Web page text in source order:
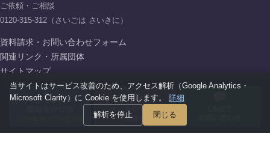
ご依頼・ご相談
0120-315-312（さいごは さいきに）
資料請求・お問い合わせフォーム
関連リンク・所属団体
サイトマップ
プライバシーポリシー
当サイトはサービス改善のため、アクセス解析（Google Analytics・
Microsoft Clarity）に Cookie を使用します。 詳細
解析を停止
閉じる